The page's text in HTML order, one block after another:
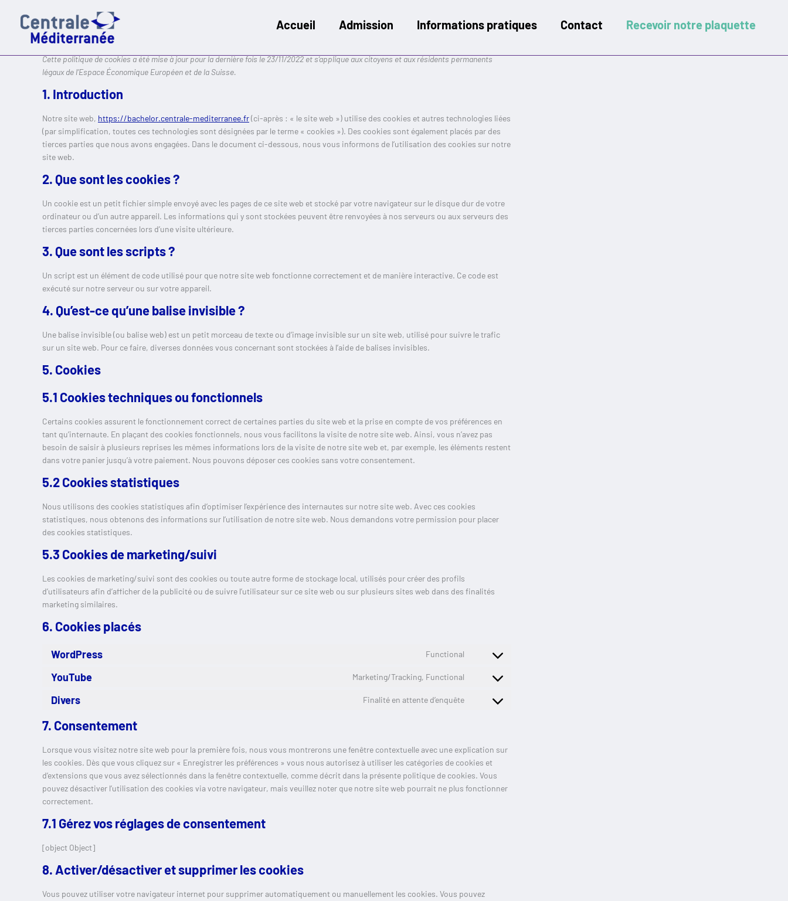
contenu
Accueil Admission Informations pratiques Contact Recevoir notre plaquette
Cette politique de cookies a été mise à jour pour la dernière fois le 23/11/2022 et s’applique aux citoyens et aux résidents permanents
légaux de l’Espace Économique Européen et de la Suisse.
1. Introduction
Notre site web, https://bachelor.centrale-mediterranee.fr(ci-après : « le site web ») utilise des cookies et autres technologies liées
(par simplification, toutes ces technologies sont désignées par le terme « cookies »). Des cookies sont également placés par des
tierces parties que nous avons engagées. Dans le document ci-dessous, nous vous informons de l’utilisation des cookies sur notre
site web.
2. Que sont les cookies ?
Un cookie est un petit fichier simple envoyé avec les pages de ce site web et stocké par votre navigateur sur le disque dur de votre
ordinateur ou d’un autre appareil. Les informations qui y sont stockées peuvent être renvoyées à nos serveurs ou aux serveurs des
tierces parties concernées lors d’une visite ultérieure.
3. Que sont les scripts ?
Un script est un élément de code utilisé pour que notre site web fonctionne correctement et de manière interactive. Ce code est
exécuté sur notre serveur ou sur votre appareil.
4. Qu’est-ce qu’une balise invisible ?
Une balise invisible (ou balise web) est un petit morceau de texte ou d’image invisible sur un site web, utilisé pour suivre le trafic
sur un site web. Pour ce faire, diverses données vous concernant sont stockées à l’aide de balises invisibles.
5. Cookies
5.1 Cookies techniques ou fonctionnels
Certains cookies assurent le fonctionnement correct de certaines parties du site web et la prise en compte de vos préférences en
tant qu’internaute. En plaçant des cookies fonctionnels, nous vous facilitons la visite de notre site web. Ainsi, vous n’avez pas
besoin de saisir à plusieurs reprises les mêmes informations lors de la visite de notre site web et, par exemple, les éléments restent
dans votre panier jusqu’à votre paiement. Nous pouvons déposer ces cookies sans votre consentement.
5.2 Cookies statistiques
Nous utilisons des cookies statistiques afin d’optimiser l’expérience des internautes sur notre site web. Avec ces cookies
statistiques, nous obtenons des informations sur l’utilisation de notre site web. Nous demandons votre permission pour placer
des cookies statistiques.
5.3 Cookies de marketing/suivi
Les cookies de marketing/suivi sont des cookies ou toute autre forme de stockage local, utilisés pour créer des profils
d’utilisateurs afin d’afficher de la publicité ou de suivre l’utilisateur sur ce site web ou sur plusieurs sites web dans des finalités
marketing similaires.
6. Cookies placés
WordPress Functional
service
YouTube Marketing/Tracking, Functional
service
Divers Finalité en attente d’enquête
service
7. Consentement
Lorsque vous visitez notre site web pour la première fois, nous vous montrerons une fenêtre contextuelle avec une explication sur
les cookies. Dès que vous cliquez sur « Enregistrer les préférences » vous nous autorisez à utiliser les catégories de cookies et
d’extensions que vous avez sélectionnés dans la fenêtre contextuelle, comme décrit dans la présente politique de cookies. Vous
pouvez désactiver l’utilisation des cookies via votre navigateur, mais veuillez noter que notre site web pourrait ne plus fonctionner
correctement.
7.1 Gérez vos réglages de consentement
[object Object]
8. Activer/désactiver et supprimer les cookies
Vous pouvez utiliser votre navigateur internet pour supprimer automatiquement ou manuellement les cookies. Vous pouvez